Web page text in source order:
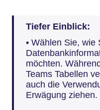
Tiefer Einblick:
• Wählen Sie, wie
möchten.
Teams Tabellen
auch die
Erwägung ziehen.